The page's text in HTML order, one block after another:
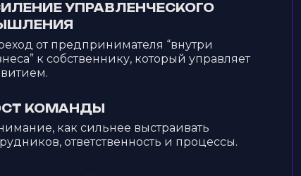
УПРАВЛЕНЧЕСКОГО
от предпринимателя “внутри
к собственнику, который управляет
КОМАНДЫ
как сильнее выстраивать
ответственность и процессы.